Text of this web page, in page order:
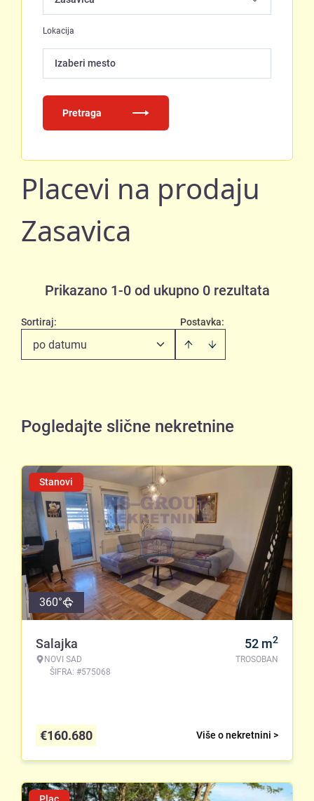
Lokacija
Izaberi mesto
Pretraga
Placevi na prodaju
Zasavica
Prikazano 1-0 od ukupno 0 rezultata
Postavka:
Sortiraj:
po datumu
Pogledajte slične nekretnine
Stanovi
360°
Salajka
NOVI SAD
ŠIFRA: #575068
52 m2
TROSOBAN
Više o nekretnini >
€160.680